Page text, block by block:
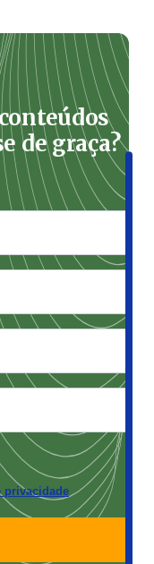
de graça?
privacidade